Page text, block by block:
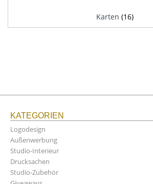
Karten (16)
KATEGORIEN
Logodesign
Außenwerbung
Studio-Interieur
Drucksachen
Studio-Zubehör